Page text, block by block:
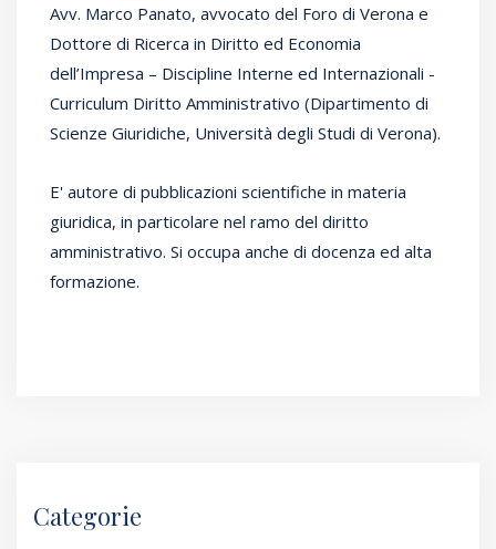
Avv. Marco Panato, avvocato del Foro di Verona e
Dottore di Ricerca in Diritto ed Economia
dell’Impresa – Discipline Interne ed Internazionali -
Curriculum Diritto Amministrativo (Dipartimento di
Scienze Giuridiche, Università degli Studi di Verona).
E' autore di pubblicazioni scientifiche in materia
giuridica, in particolare nel ramo del diritto
amministrativo. Si occupa anche di docenza ed alta
formazione.
Categorie